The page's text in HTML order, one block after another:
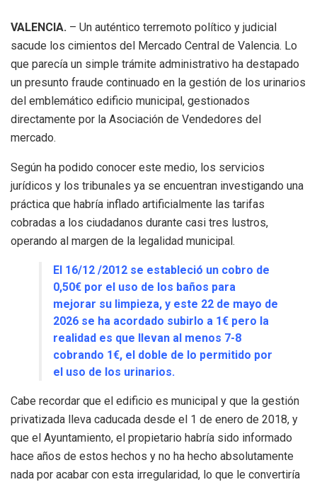
VALENCIA. – Un auténtico terremoto político y judicial
sacude los cimientos del Mercado Central de Valencia. Lo
que parecía un simple trámite administrativo ha destapado
un presunto fraude continuado en la gestión de los urinarios
del emblemático edificio municipal, gestionados
directamente por la Asociación de Vendedores del
mercado.
Según ha podido conocer este medio, los servicios
jurídicos y los tribunales ya se encuentran investigando una
práctica que habría inflado artificialmente las tarifas
cobradas a los ciudadanos durante casi tres lustros,
operando al margen de la legalidad municipal.
El 16/12 /2012 se estableció un cobro de
0,50€ por el uso de los baños para
mejorar su limpieza, y este 22 de mayo de
2026 se ha acordado subirlo a 1€ pero la
realidad es que llevan al menos 7-8
cobrando 1€, el doble de lo permitido por
el uso de los urinarios.
Cabe recordar que el edificio es municipal y que la gestión
privatizada lleva caducada desde el 1 de enero de 2018, y
que el Ayuntamiento, el propietario habría sido informado
hace años de estos hechos y no ha hecho absolutamente
nada por acabar con esta irregularidad, lo que le convertiría